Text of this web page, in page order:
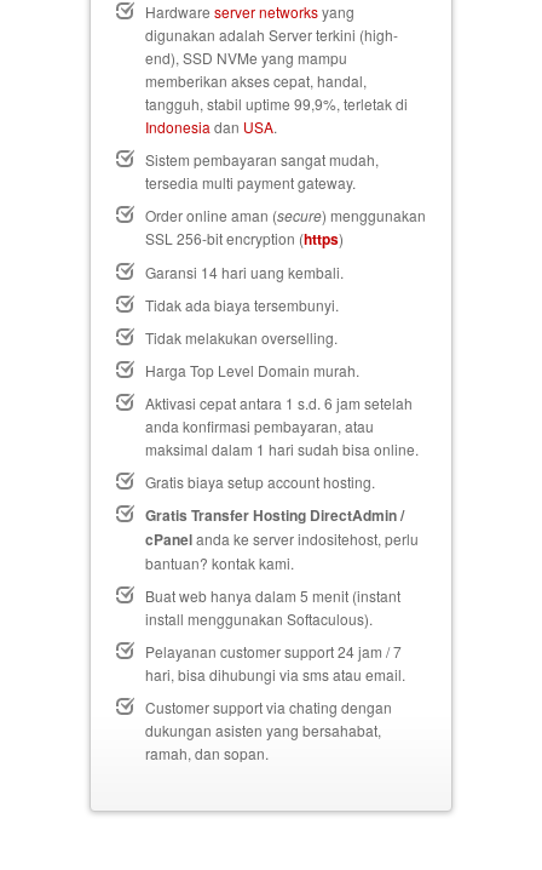
Hardware server networksyang
digunakan adalah Server terkini (high-
end), SSD NVMe yang mampu
memberikan akses cepat, handal,
tangguh, stabil uptime 99,9%, terletak di
Indonesia dan USA.
Sistem pembayaran sangat mudah,
tersedia multi payment gateway.
Order online aman (secure) menggunakan
SSL 256-bit encryption (https)
Garansi 14 hari uang kembali.
Tidak ada biaya tersembunyi.
Tidak melakukan overselling.
Harga Top Level Domain murah.
Aktivasi cepat antara 1 s.d. 6 jam setelah
anda konfirmasi pembayaran, atau
maksimal dalam 1 hari sudah bisa online.
Gratis biaya setupaccount hosting.
Gratis Transfer Hosting DirectAdmin /
cPanelanda ke server indositehost, perlu
bantuan? kontak kami.
Buat web hanya dalam 5 menit (instant
install menggunakan Softaculous).
Pelayanan customer support 24 jam / 7
hari, bisa dihubungi via sms atau email.
Customer support via chating dengan
dukungan asisten yang bersahabat,
ramah, dan sopan.